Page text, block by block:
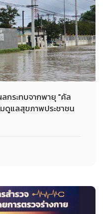
กระทบจากพายุ "คัล
ดูแลสุขภาพประชาชน